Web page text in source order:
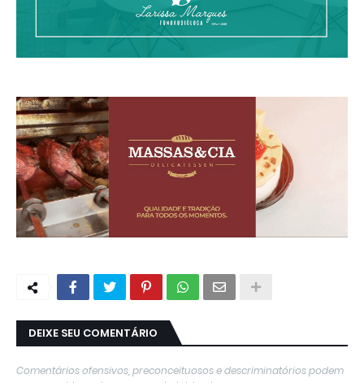
DEIXE SEU COMENTÁRIO
Comentários ofensivos, preconceituosos e descriminatórios podem